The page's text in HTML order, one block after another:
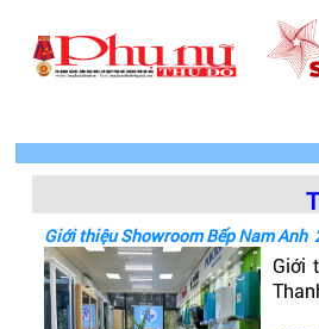
Giới thiệu Showroom Bếp Nam Anh
Giới